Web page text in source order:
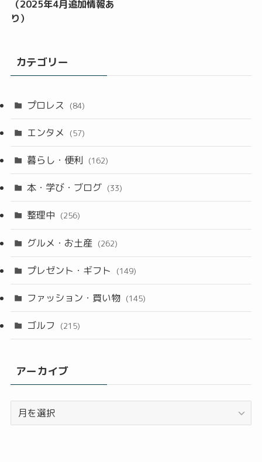
（2025年4月追加情報あ
り）
カテゴリー
プロレス (84)
エンタメ (57)
暮らし・便利 (162)
本・学び・ブログ (33)
整理中 (256)
グルメ・お土産 (262)
プレゼント・ギフト (149)
ファッション・買い物 (145)
ゴルフ (215)
アーカイブ
ー